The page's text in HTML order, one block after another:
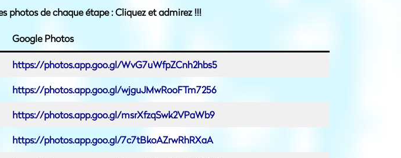
photos de chaque étape : Cliquez et admirez !!!
Google Photos
https://photos.app.goo.gl/WvG7uWfpZCnh2hbs5
https://photos.app.goo.gl/wjguJMwRooFTm7256
https://photos.app.goo.gl/msrXfzqSwk2VPaWb9
https://photos.app.goo.gl/7c7tBkoAZrwRhRXaA